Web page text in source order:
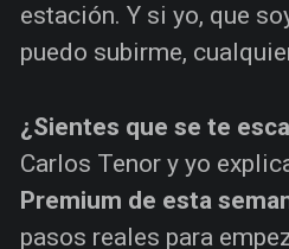
estación. Y si yo, que
puedo subirme,
¿Sientes que se te
Carlos Tenor y yo
Premium de esta
pasos reales para